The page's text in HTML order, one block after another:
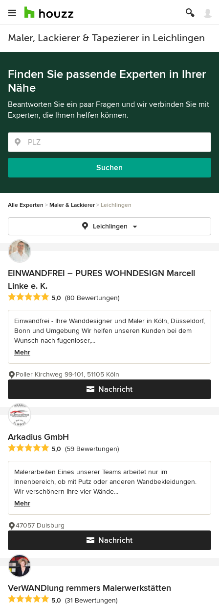
Maler, Lackierer & Tapezierer in Leichlingen
Finden Sie passende Experten in Ihrer
Nähe
Beantworten Sie ein paar Fragen und wir verbinden Sie mit
Experten, die Ihnen helfen können.
Suchen
Alle Experten Maler & Lackierer Leichlingen
Leichlingen
EINWANDFREI – PURES WOHNDESIGN Marcell
Linke e. K.
Durchschnittliche Bewertung: 5 von 5 Sternen
5,0 (80 Bewertungen)
Einwandfrei - Ihre Wanddesigner und Maler in Köln, Düsseldorf,
Bonn und Umgebung Wir helfen unseren Kunden bei dem
Wunsch nach fugenloser,...
Mehr
Nachricht
Poller Kirchweg 99-101, 51105 Köln
Arkadius GmbH
Durchschnittliche Bewertung: 5 von 5 Sternen
5,0 (59 Bewertungen)
Malerarbeiten Eines unserer Teams arbeitet nur im
Innenbereich, ob mit Putz oder anderen Wandbekleidungen.
Wir verschönern Ihre vier Wände...
Mehr
Nachricht
47057 Duisburg
VerWANDlung remmers Malerwerkstätten
Durchschnittliche Bewertung: 5 von 5 Sternen
5,0 (31 Bewertungen)